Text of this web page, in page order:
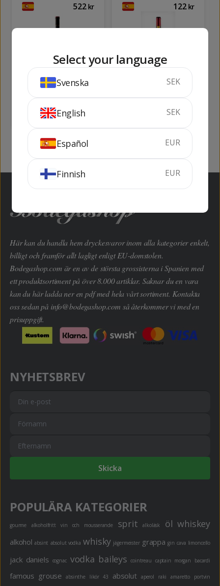
522 kr
Garmón
75 cl
KÖP
122 kr
14.5%
Här kan du handla hem dryckesvaror inom alla kategorier enkelt,
billigt och framför allt lagligt enligt EU-domstolen.
Bodegashop.com är en av de största grossisterna i Spanien med
ett produktsortiment på över 8.000 artiklar. Saknar du en vara
kan du här ladda ner en pdf med hela vårt sortiment. Kontakta
oss sedan på info@bodegashop.com så återkommer vi med en
prisuppgift.
NYHETSBREV
Skicka
POPULÄRA KATEGORIER
gourme alkoholfritt vin och mousserande sprit alkoläsk öl whiskey
alkohol absint absolut vodka whisky jägermeister grappa gin cava limoncello
jack daniels cognac vodka baileys cointreau captain morgan bacardi
famous grouse absinthe likör 43 absolut aperol raki amaretto portvin
Select your language
Svenska SEK
English SEK
Español EUR
Finnish EUR